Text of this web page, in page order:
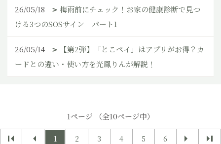
26/05/18
梅雨前にチェック！お家の健康診断で見つ
ける3つのSOSサイン パート1
26/05/14
【第2弾】「とこペイ」はアプリがお得？カ
ードとの違い・使い方を光鳳りんが解説！
1ページ （全10ページ中）
1 2 3 4 5 6